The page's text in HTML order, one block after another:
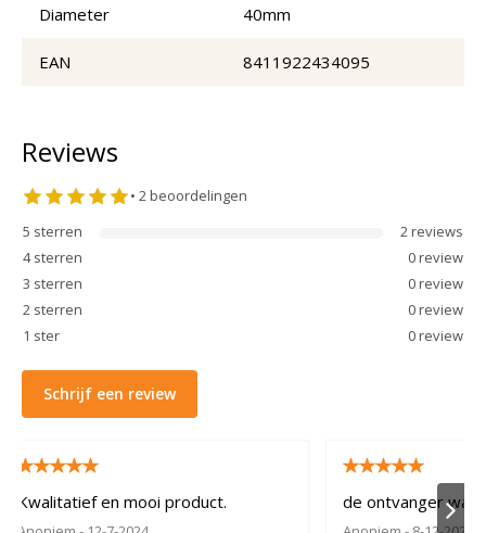
Diameter 40mm
EAN 8411922434095
Reviews
• 2 beoordelingen
5 sterren 2 reviews
4 sterren 0review
3 sterren 0review
2 sterren 0review
1 ster 0review
Schrijf een review
Kwalitatief en mooi product. de ontvanger